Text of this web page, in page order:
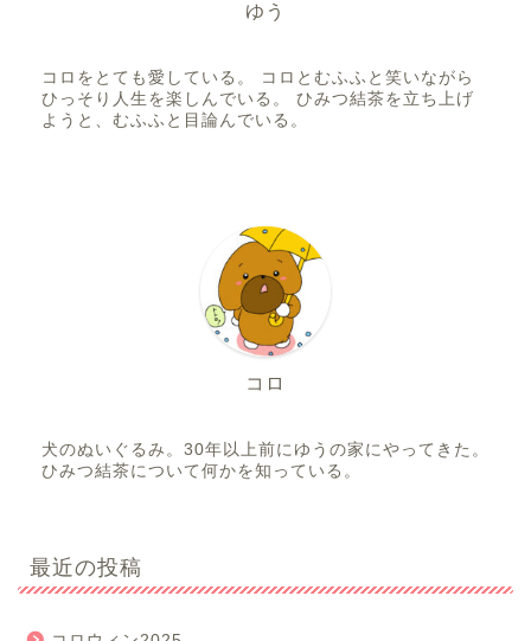
ゆう
コロをとても愛している。 コロとむふふと笑いながら
ひっそり人生を楽しんでいる。 ひみつ結茶を立ち上げ
ようと、むふふと目論んでいる。
コロ
犬のぬいぐるみ。30年以上前にゆうの家にやってきた。
ひみつ結茶について何かを知っている。
最近の投稿